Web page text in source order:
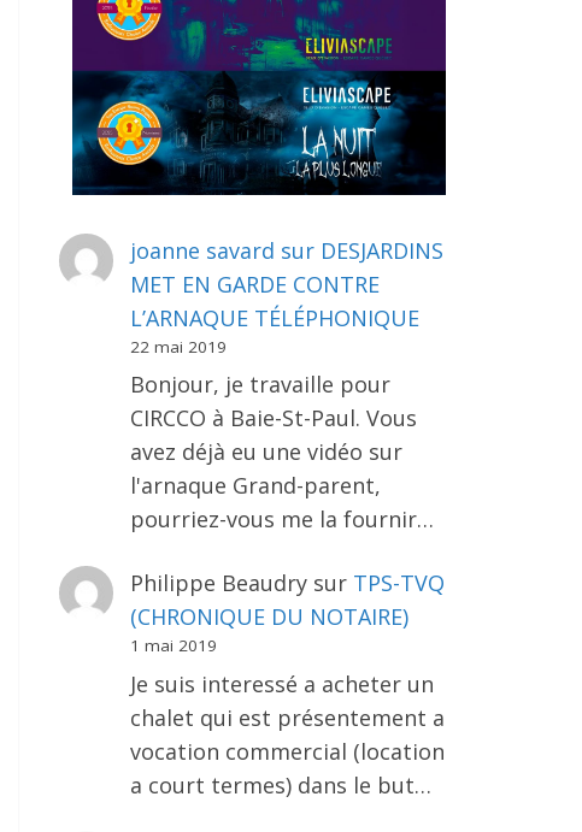
joanne savard sur DESJARDINS
MET EN GARDE CONTRE
L’ARNAQUE TÉLÉPHONIQUE
22 mai 2019
Bonjour, je travaille pour
CIRCCO à Baie-St-Paul. Vous
avez déjà eu une vidéo sur
l'arnaque Grand-parent,
pourriez-vous me la fournir…
Philippe Beaudrysur TPS-TVQ
(CHRONIQUE DU NOTAIRE)
1 mai 2019
Je suis interessé a acheter un
chalet qui est présentement a
vocation commercial (location
a court termes) dans le but…